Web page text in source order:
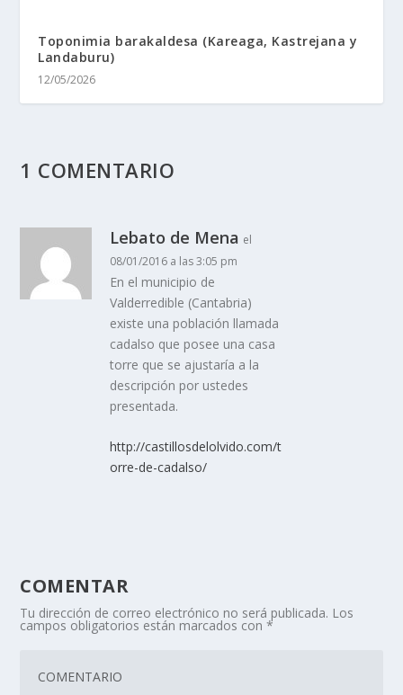
Toponimia barakaldesa (Kareaga, Kastrejana y
Landaburu)
12/05/2026
1 COMENTARIO
Lebato de Mena el
08/01/2016 a las 3:05 pm
En el municipio de
Valderredible (Cantabria)
existe una población llamada
cadalso que posee una casa
torre que se ajustarí­a a la
descripción por ustedes
presentada.
http://castillosdelolvido.com/t
orre-de-cadalso/
COMENTAR
Tu dirección de correo electrónico no será publicada. Los
campos obligatorios están marcados con*